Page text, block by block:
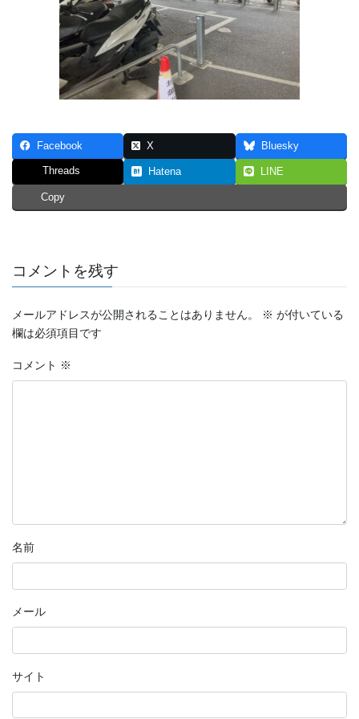
Facebook X Bluesky
Threads Hatena LINE
Copy
コメントを残す
メールアドレスが公開されることはありません。 ※ が付いている
欄は必須項目です
コメント ※
名前
メール
サイト